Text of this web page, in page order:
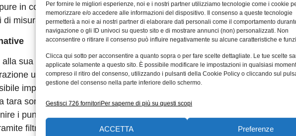
Per fornire le migliori esperienze, noi e i nostri partner utilizziamo tecnologie come i cookie
memorizzare e/o accedere alle informazioni del dispositivo. Il consenso a queste tecnologie
permetterà a noi e ai nostri partner di elaborare dati personali come il comportamento
navigazione o gli ID univoci su questo sito e di mostrare annunci (non) personalizzati. Non
acconsentire o ritirare il consenso può influire negativamente su alcune caratteristiche e
Clicca qui sotto per acconsentire a quanto sopra o per fare scelte dettagliate. Le tue scelte
applicate solamente a questo sito. È possibile modificare le impostazioni in qualsiasi
compreso il ritiro del consenso, utilizzando i pulsanti della Cookie Policy o cliccando sul
gestione del consenso nella parte inferiore dello schermo.
Gestisci 726 fornitoriPer saperne di più su questi scopi
ACCETTA Preferenze
in combinazione con il bus-controller 9251 per formare la versione
misura che possono essere letti in modo sincrono tramite il bus-
sua capacità di tara, l’amplificatore 9250 è in grado di affrontare le
ultra-semplice avviene in pochi secondi con la funzione a due
impostare ulteriori parametri utilizzando il software per PC DigiVision
tara sono controllabili tramite i due ingressi configurabili dall’utente. Si
i punti di commutazione, con un’uscita logica dei rispettivi segnali di
filtri passa-basso selezionabili per un segnale di uscita ottimale. Il